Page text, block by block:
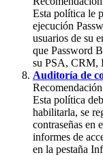
Esta política le
ejecución
usuarios de su
que Password
su PSA, CRM,
Auditoría de
Recomendación
Esta política
habilitarla, se
contraseñas en
informes de
en la pestaña